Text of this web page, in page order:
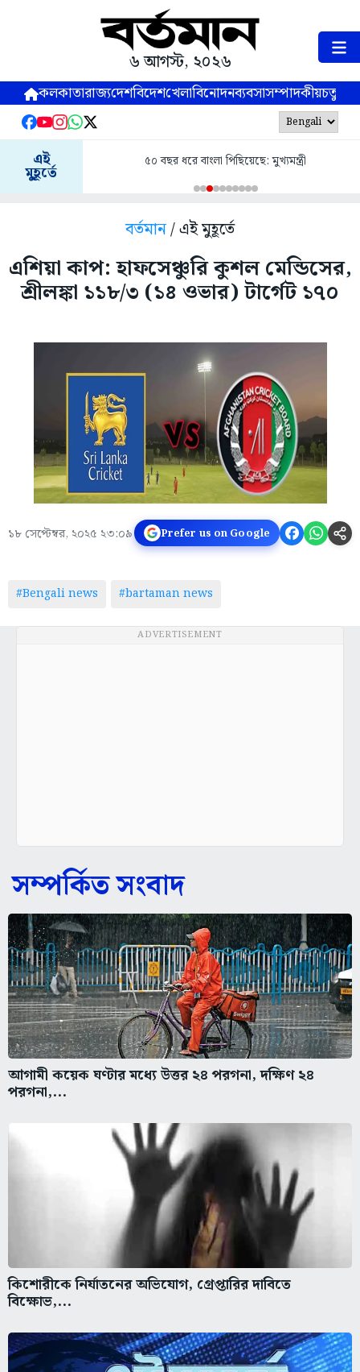
৬ আগস্ট, ২০২৬
কলকাতারাজ্যদেশবিদেশখেলাবিনোদনব্যবসাসম্পাদকীয়
এই
মুহূর্তে
৫০ বছর ধরে বাংলা পিছিয়েছে: মুখ্যমন্ত্রী
বর্তমান/ এই মুহূর্তে
এশিয়া কাপ: হাফসেঞ্চুরি কুশল মেন্ডিসের,
শ্রীলঙ্কা ১১৮/৩ (১৪ ওভার) টার্গেট ১৭০
১৮ সেপ্টেম্বর, ২০২৫ ২৩:০৯ Prefer us on Google
#Bengali news #bartaman news
ADVERTISEMENT
সম্পর্কিত সংবাদ
আগামী কয়েক ঘণ্টার মধ্যে উত্তর ২৪ পরগনা, দক্ষিণ ২৪
পরগনা,...
কিশোরীকে নির্যাতনের অভিযোগ, গ্রেপ্তারির দাবিতে
বিক্ষোভ,...